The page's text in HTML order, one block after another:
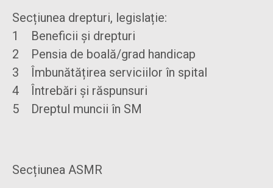
Secțiunea drepturi, legislație:
1 Beneficii și drepturi
2 Pensia de boală/grad handicap
3 Îmbunătățirea serviciilor în spital
4 Întrebări și răspunsuri
5 Dreptul muncii în SM
Secțiunea ASMR